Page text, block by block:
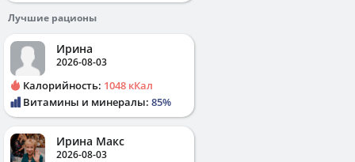
Лучшие рационы
Ирина
2026-08-03
Калорийность: 1048 кКал
Витамины и минералы: 85%
Ирина Макс
2026-08-03